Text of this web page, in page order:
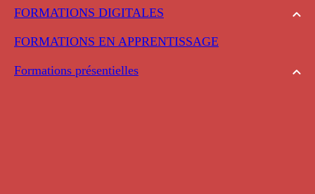
FORMATIONS DIGITALES
FORMATIONS EN APPRENTISSAGE
Formations présentielles